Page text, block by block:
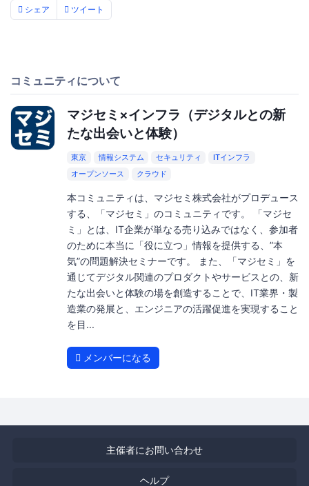
シェア ツイート
コミュニティについて
マジセミ×インフラ（デジタルとの新
たな出会いと体験）
東京 情報システム セキュリティ
ITインフラ
オープンソース
クラウド
本コミュニティは、マジセミ株式会社がプロデュース
する、「マジセミ」のコミュニティです。 「マジセ
ミ」とは、IT企業が単なる売り込みではなく、参加者
のために本当に「役に立つ」情報を提供する、”本
気”の問題解決セミナーです。 また、「マジセミ」を
通じてデジタル関連のプロダクトやサービスとの、新
たな出会いと体験の場を創造することで、IT業界・製
造業の発展と、エンジニアの活躍促進を実現すること
を目...
メンバーになる
主催者にお問い合わせ
ヘルプ